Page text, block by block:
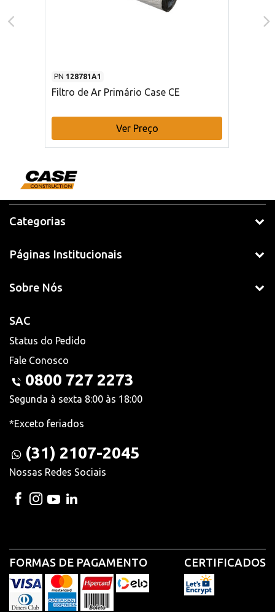
PN 128781A1
Filtro de Ar Primário Case CE
Ver Preço
Categorias
Páginas Institucionais
Sobre Nós
SAC
Status do Pedido
Fale Conosco
0800 727 2273
Segunda à sexta 8:00 às 18:00
*Exceto feriados
(31) 2107-2045
Nossas Redes Sociais
FORMAS DE PAGAMENTO CERTIFICADOS